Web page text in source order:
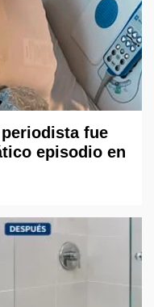
fue
episodio en